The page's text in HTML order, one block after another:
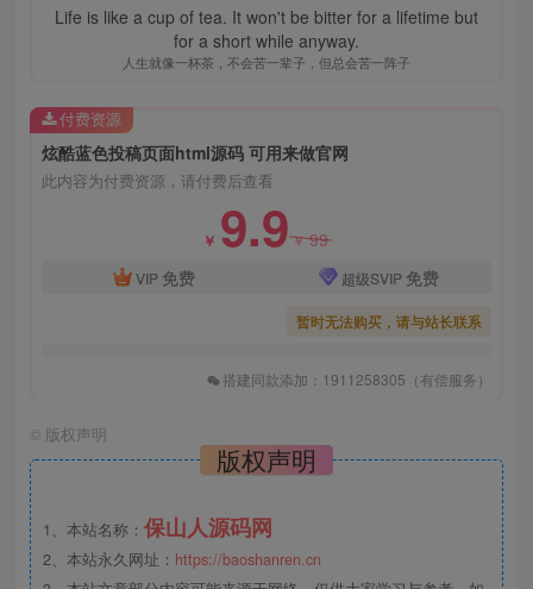
Life is like a cup of tea. It won't be bitter for a lifetime but
for a short while anyway.
人生就像一杯茶，不会苦一辈子，但总会苦一阵子
炫酷蓝色投稿页面html源码 可用来做官网
此内容为付费资源，请付费后查看
￥ 9.9￥99
VIP 免费 超级SVIP 免费
暂时无法购买，请与站长联系
搭建同款添加：1911258305（有偿服务）
付费资源
© 版权声明
版权声明
1、本站名称： 保山人源码网
2、本站永久网址： https://baoshanren.cn